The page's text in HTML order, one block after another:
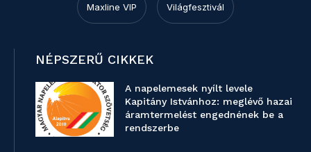
Maxline VIP Világfesztivál
NÉPSZERŰ CIKKEK
A napelemesek nyílt levele
Kapitány Istvánhoz: meglévő hazai
áramtermelést engednének be a
rendszerbe